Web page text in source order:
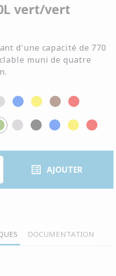
vert/vert
d'une capacité de 770
muni de quatre
list_alt AJOUTER
DOCUMENTATION